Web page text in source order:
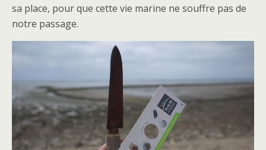
sa place, pour que cette vie marine ne souffre pas de
notre passage.